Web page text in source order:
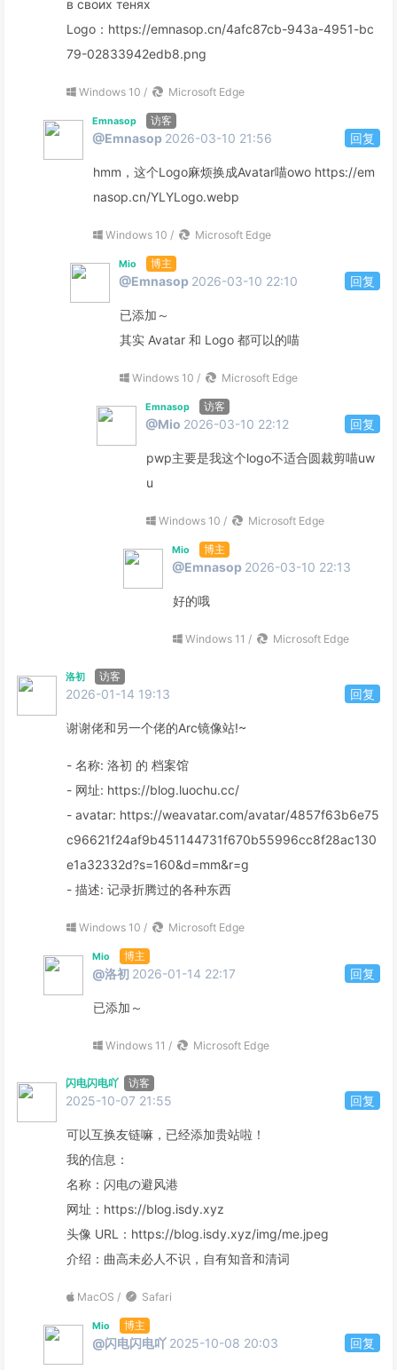
в своих тенях
Logo：https://emnasop.cn/4afc87cb-943a-4951-bc
79-02833942edb8.png
Windows 10 / Microsoft Edge
Emnasop 访客
@Emnasop 2026-03-10 21:56 回复
hmm，这个Logo麻烦换成Avatar喵owo https://em
nasop.cn/YLYLogo.webp
Windows 10 / Microsoft Edge
Mio 博主
@Emnasop 2026-03-10 22:10 回复
已添加～
其实 Avatar 和 Logo 都可以的喵
Windows 10 / Microsoft Edge
Emnasop 访客
@Mio 2026-03-10 22:12 回复
pwp主要是我这个logo不适合圆裁剪喵uw
u
Windows 10 / Microsoft Edge
Mio 博主
@Emnasop 2026-03-10 22:13
好的哦
Windows 11 / Microsoft Edge
洛初 访客
2026-01-14 19:13 回复
谢谢佬和另一个佬的Arc镜像站!~
- 名称: 洛初 的 档案馆
- 网址: https://blog.luochu.cc/
- avatar: https://weavatar.com/avatar/4857f63b6e75
c96621f24af9b451144731f670b55996cc8f28ac130
e1a32332d?s=160&d=mm&r=g
- 描述: 记录折腾过的各种东西
Windows 10 / Microsoft Edge
Mio 博主
@洛初 2026-01-14 22:17 回复
已添加～
Windows 11 / Microsoft Edge
闪电闪电吖 访客
2025-10-07 21:55 回复
可以互换友链嘛，已经添加贵站啦！
我的信息：
名称：闪电の避风港
网址：https://blog.isdy.xyz
头像 URL：https://blog.isdy.xyz/img/me.jpeg
介绍：曲高未必人不识，自有知音和清词
MacOS / Safari
Mio 博主
@闪电闪电吖 2025-10-08 20:03 回复